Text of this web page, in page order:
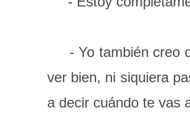
- Yo también creo
ver bien, ni siquiera
a decir cuándo te vas